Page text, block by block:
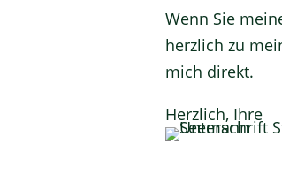
Wenn Sie
herzlich zu
mich direkt.
Herzlich, Ihre